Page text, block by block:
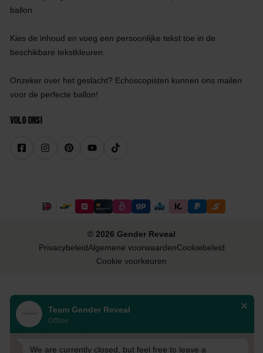
ballon.
Kies de inhoud en voeg een persoonlijke tekst toe in de
beschikbare tekstkleuren.
Onzeker over het geslacht? Echoscopisten kunnen ons mailen
voor de perfecte ballon!
Volg ons!
© 2026 Gender Reveal
PrivacybeleidAlgemene voorwaardenCookiebeleid
Cookie voorkeuren
Team Gender Reveal
Offline
We are currently closed, but feel free to leave a